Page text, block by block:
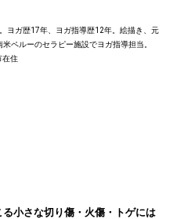
ヨガ歴17年、ヨガ指導歴12年。絵描き、元
ペルーのセラピー施設でヨガ指導担当。
在住
る小さな切り傷・火傷・トゲには